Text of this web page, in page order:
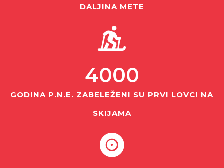
DALJINA METE
4000
GODINA P.N.E. ZABELEŽENI SU PRVI LOVCI NA
SKIJAMA